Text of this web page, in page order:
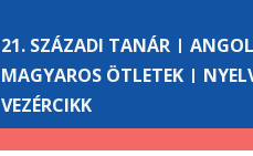
21. SZÁZADI TANÁR
MAGYAROS ÖTLETEK
VEZÉRCIKK